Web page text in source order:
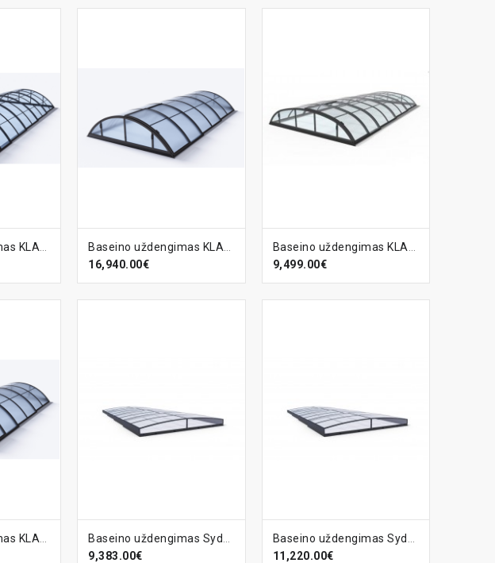
Baseino uždengimas KLASIK-C CLEAR
Į KREPŠELĮ
Baseino uždengimas KLASIK-D
16,940.00€
Į KREPŠELĮ
Baseino uždengimas KLASIK-PRO-B
9,499.00€
Baseino uždengimas KLASIK-S
Į KREPŠELĮ
Baseino uždengimas Sydney-A
9,383.00€
Į KREPŠELĮ
Baseino uždengimas Sydney-A CLEAR
11,220.00€